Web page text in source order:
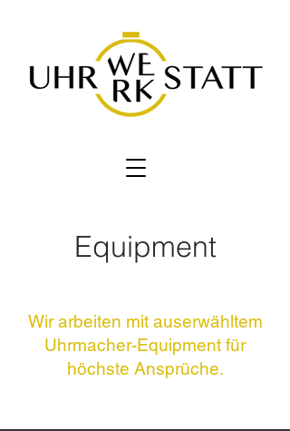
Equipment
Wir arbeiten mit auserwähltem
Uhrmacher-Equipment für
höchste Ansprüche.